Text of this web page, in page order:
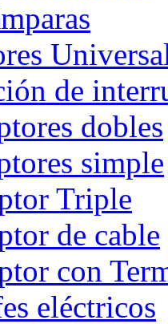
de
dobles
simple
Triple
de cable
con
eléctricos